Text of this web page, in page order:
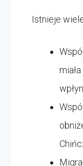
Istnieje